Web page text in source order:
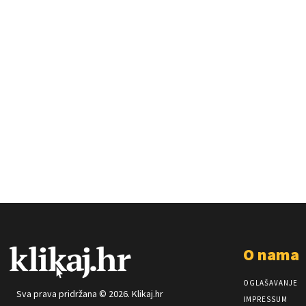
Sva prava pridržana © 2026. Klikaj.hr
O nama
OGLAŠAVANJE
IMPRESSUM